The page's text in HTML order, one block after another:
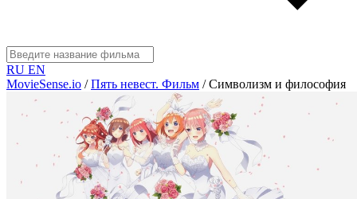
RU EN
MovieSense.io / Пять невест. Фильм / Символизм и философия